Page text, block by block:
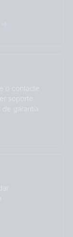
o contacte
soporte
garantía.